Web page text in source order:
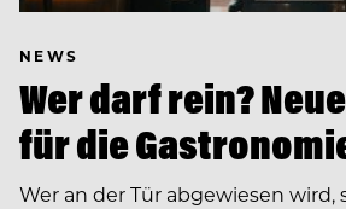
NEWS
Wer darf rein?
für die
Wer an der Tür abgewiesen wird,